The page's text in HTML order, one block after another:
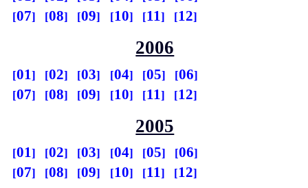
07
08 09 10 11 12
2006
01 02 03 04 05
06
07
08 09 10 11 12
2005
01 02 03 04 05
06
07
08 09 10 11 12